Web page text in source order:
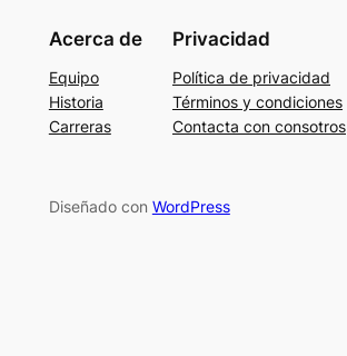
Acerca de
Equipo
Historia
Carreras
Privacidad
Política de privacidad
Términos y condiciones
Contacta con consotros
Diseñado con WordPress